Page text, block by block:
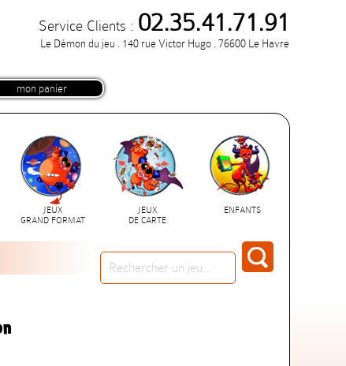
Service Clients : 02.35.41.71.91
Le Démon du jeu . 140 rue Victor Hugo . 76600 Le Havre
mon panier
JEUX
GRAND FORMAT
JEUX
DE CARTE
ENFANTS